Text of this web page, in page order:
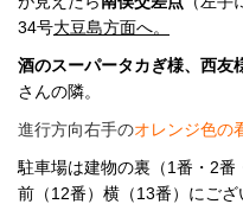
34号大豆島方面へ。
酒のスーパータカぎ様、西友
さんの隣。
進行方向右手のオレンジ色の
駐車場は建物の裏（1番・2番
前（12番）横（13番）にござ